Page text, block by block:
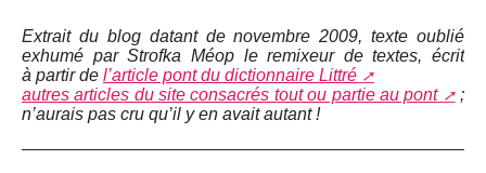
Extrait du blog datant de novembre 2009, texte oublié
exhumé par Strofka Méop le remixeur de textes, écrit
à partir de l’article pont du dictionnaire Littré
autres articles du site consacrés tout ou partie au pont
;
n’aurais pas cru qu’il y en avait autant !